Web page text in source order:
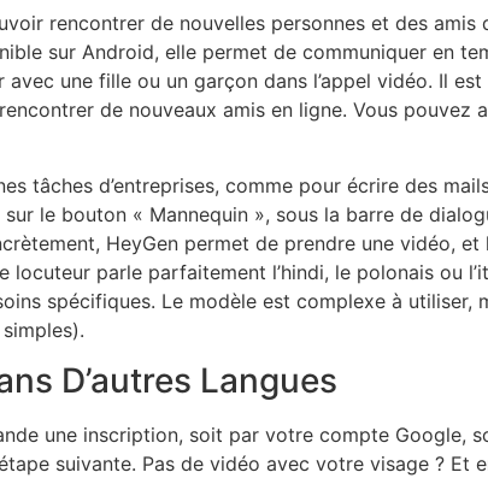
rencontrer de nouvelles personnes et des
sur Android, elle permet de communiquer en
une fille ou un garçon dans l’appel vidéo. Il
de nouveaux amis en ligne. Vous
tâches d’entreprises, comme pour écrire des
le bouton « Mannequin », sous la barre de
HeyGen permet de prendre une vidéo,
locuteur parle parfaitement l’hindi, le polonais ou
spécifiques. Le modèle est complexe à
D’autres Langues
une inscription, soit par votre compte Google,
suivante. Pas de vidéo avec votre visage ?